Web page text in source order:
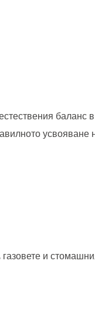
баланс в
усвояване
и